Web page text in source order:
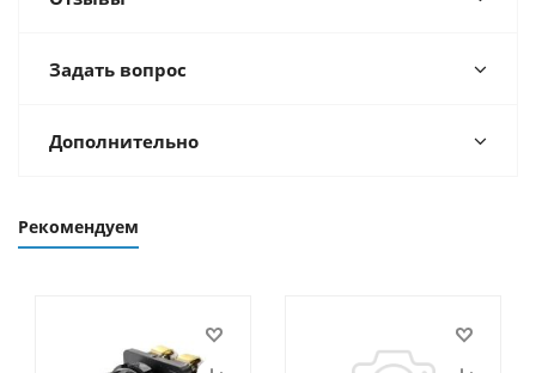
Задать вопрос
Дополнительно
Рекомендуем